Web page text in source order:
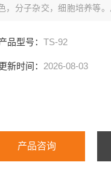
，分子杂交，细胞培养等
品型号：TS-92
新时间： 2026-08-03
产品咨询